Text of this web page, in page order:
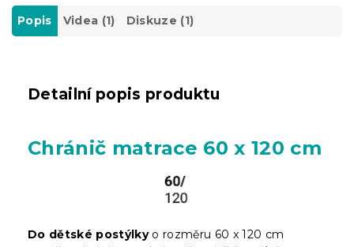
Popis Videa (1) Diskuze (1)
Detailní popis produktu
Chránič matrace 60 x 120 cm
Do dětské postýlkyo rozměru 60 x 120 cm